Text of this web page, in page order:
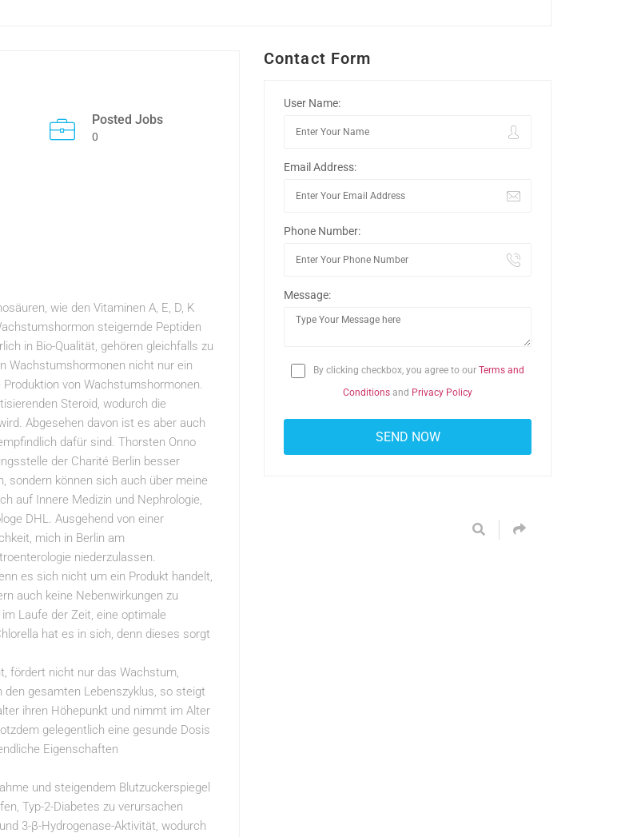
Posted Jobs
0
wie den Vitaminen A, E, D, K
steigernde Peptiden
in Bio-Qualität, gehören gleichfalls zu
Wachstumshormonen nicht nur ein
von Wachstumshormonen.
Steroid, wodurch die
Abgesehen davon ist es aber auch
dafür sind. Thorsten Onno
der Charité Berlin besser
sondern können sich auch über meine
auf Innere Medizin und Nephrologie,
DHL. Ausgehend von einer
mich in Berlin am
niederzulassen.
es sich nicht um ein Produkt handelt,
auch keine Nebenwirkungen zu
Laufe der Zeit, eine optimale
hat es in sich, denn dieses sorgt
fördert nicht nur das Wachstum,
gesamten Lebenszyklus, so steigt
ihren Höhepunkt und nimmt im Alter
gelegentlich eine gesunde Dosis
Eigenschaften
und steigendem Blutzuckerspiegel
Typ-2-Diabetes zu verursachen
3-β-Hydrogenase-Aktivität, wodurch
Contact Form
User Name:
Email Address:
Phone Number:
Message:
By clicking checkbox, you agree to our Terms and
Conditions and Privacy Policy